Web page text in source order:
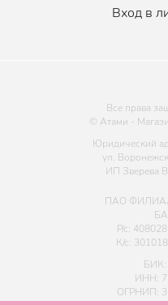
Вход в
Все права
© Атами -
Юридический
ул.
ИП Зверева
ПАО
Р/с:
К/с:
БИК:
ИНН:
ОГРНИП: